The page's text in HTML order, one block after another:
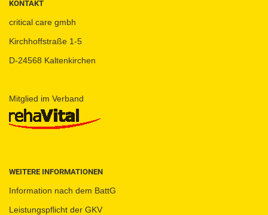
KONTAKT
critical care gmbh
Kirchhoffstraße 1-5
D-24568 Kaltenkirchen
Mitglied im Verband
WEITERE INFORMATIONEN
Information nach dem BattG
Leistungspflicht der GKV